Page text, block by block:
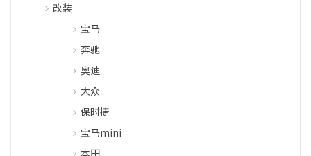
改装
宝马
奔驰
奥迪
大众
保时捷
宝马mini